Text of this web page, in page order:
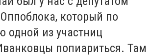
который по
одной из участниц
попиариться. Там